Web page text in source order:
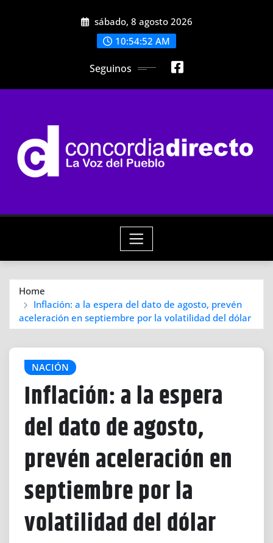
sábado, 8 agosto 2026
10:54:54 AM
Seguinos
Home
Inflación: a la espera del dato de agosto, prevén
aceleración en septiembre por la volatilidad del dólar
NACIÓN
Inflación: a la espera
del dato de agosto,
prevén aceleración en
septiembre por la
volatilidad del dólar